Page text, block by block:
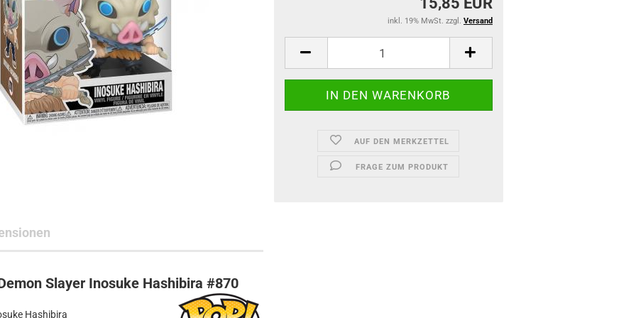
Toys
Subjects
Hersteller
inkl. 19% MwSt. zzgl. Versand
AUF DEN MERKZETTEL
FRAGE ZUM PRODUKT
Slayer Inosuke Hashibira #870
Hashibira